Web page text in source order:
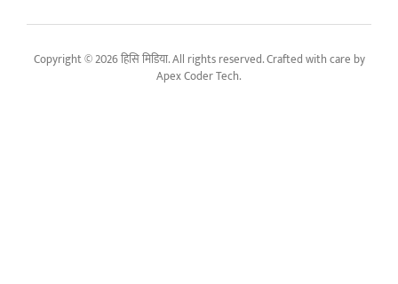
Copyright © 2026 हिसि मिडिया. All rights reserved. Crafted with care by
Apex Coder Tech.